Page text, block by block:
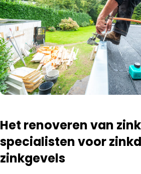
Het renoveren van
specialisten voor
zinkgevels